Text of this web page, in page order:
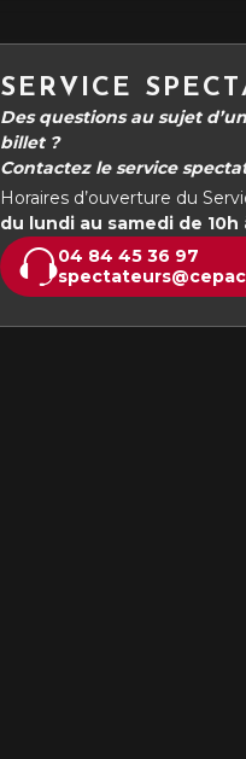
SERVICE
Des questions au sujet
billet ?
Contactez le service
Horaires d’ouverture du
du lundi au samedi de 10h
04 84 45 36 97